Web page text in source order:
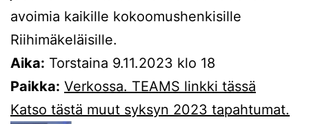
avoimia kaikille kokoomushenkisille
Riihimäkeläisille.
Aika: Torstaina 9.11.2023 klo 18
Paikka: Verkossa. TEAMS linkki tässä
Katso tästä muut syksyn 2023 tapahtumat.